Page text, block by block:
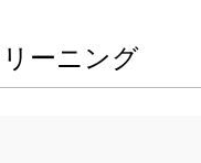
ーニング